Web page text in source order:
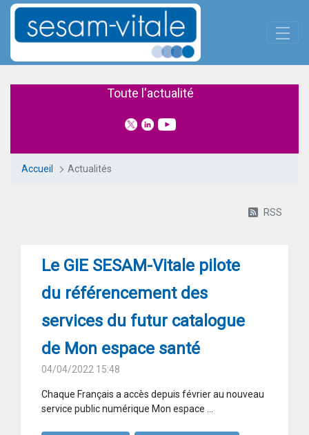
Saut au contenu principal
Toute l'actualité
Accueil Actualités
RSS
Le GIE SESAM-Vitale pilote
du référencement des
services du futur catalogue
de Mon espace santé
04/04/2022 15:48
Chaque Français a accès depuis février au nouveau
service public numérique Mon espace ...
Panneau de gestion des cookies